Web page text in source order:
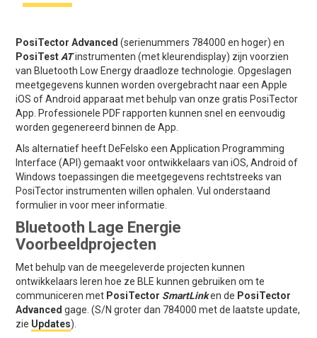
PosiTector Advanced(serienummers 784000 en hoger) en
PosiTest ATinstrumenten (met kleurendisplay) zijn voorzien
van Bluetooth Low Energy draadloze technologie. Opgeslagen
meetgegevens kunnen worden overgebracht naar een Apple
iOS of Android apparaat met behulp van onze gratis PosiTector
App. Professionele PDF rapporten kunnen snel en eenvoudig
worden gegenereerd binnen de App.
Als alternatief heeft DeFelsko een Application Programming
Interface (API) gemaakt voor ontwikkelaars van iOS, Android of
Windows toepassingen die meetgegevens rechtstreeks van
PosiTector instrumenten willen ophalen. Vul onderstaand
formulier in voor meer informatie.
Bluetooth Lage Energie
Voorbeeldprojecten
Met behulp van de meegeleverde projecten kunnen
ontwikkelaars leren hoe ze BLE kunnen gebruiken om te
communiceren met PosiTector SmartLinken de PosiTector
Advanced gage. (S/N groter dan 784000 met de laatste update,
zie Updates).